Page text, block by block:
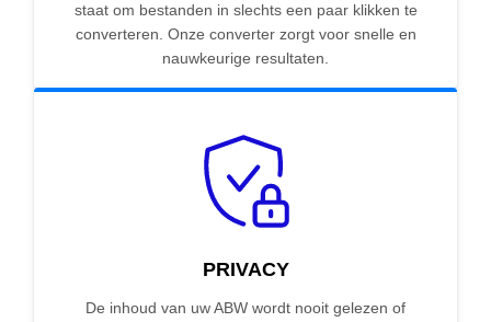
staat om bestanden in slechts een paar klikken te
converteren. Onze converter zorgt voor snelle en
nauwkeurige resultaten.
PRIVACY
De inhoud van uw ABW wordt nooit gelezen of